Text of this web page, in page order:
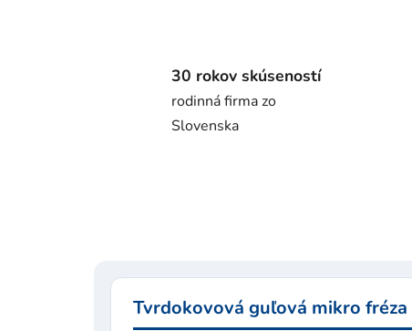
30 rokov skúseností
rodinná firma zo
Slovenska
Tvrdokovová guľová mikro